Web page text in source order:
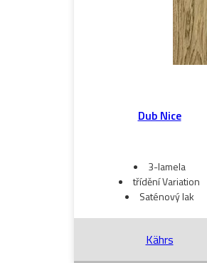
Dub Nice
3-lamela
třídění Variation
Saténový lak
Kährs